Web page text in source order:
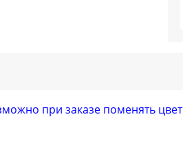
при заказе поменять цвет